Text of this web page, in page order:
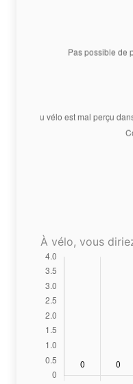
À vélo, vous